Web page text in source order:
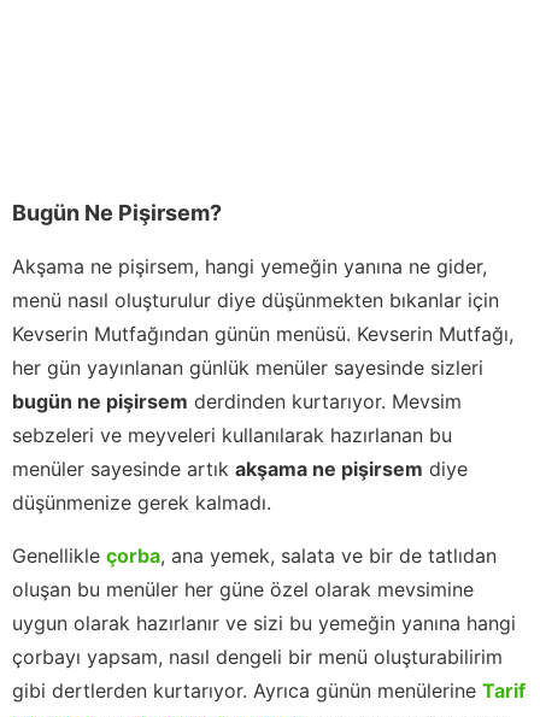
Bugün Ne Pişirsem?
Akşama ne pişirsem, hangi yemeğin yanına ne gider,
menü nasıl oluşturulur diye düşünmekten bıkanlar için
Kevserin Mutfağından günün menüsü. Kevserin Mutfağı,
her gün yayınlanan günlük menüler sayesinde sizleri
bugün ne pişirsem derdinden kurtarıyor. Mevsim
sebzeleri ve meyveleri kullanılarak hazırlanan bu
menüler sayesinde artık akşama ne pişirsem diye
düşünmenize gerek kalmadı.
Genellikle çorba, ana yemek, salata ve bir de tatlıdan
oluşan bu menüler her güne özel olarak mevsimine
uygun olarak hazırlanır ve sizi bu yemeğin yanına hangi
çorbayı yapsam, nasıl dengeli bir menü oluşturabilirim
gibi dertlerden kurtarıyor. Ayrıca günün menülerine Tarif